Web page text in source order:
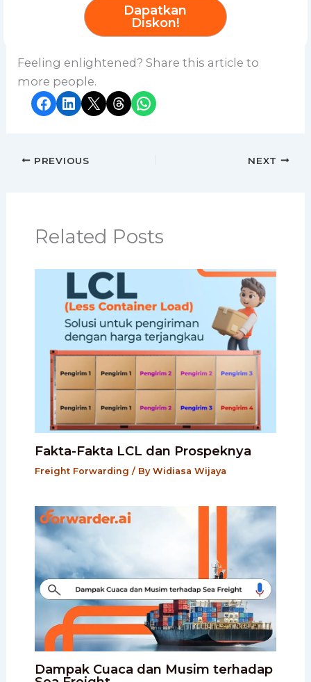
Dapatkan
Diskon!
Feeling enlightened? Share this article to
more people.
Share on Facebook
Share on LinkedIn
Share on X Share on Threads
Share on WhatsApp
PREVIOUS NEXT
Related Posts
Fakta-Fakta LCL dan Prospeknya
Freight Forwarding / By Widiasa Wijaya
Dampak Cuaca dan Musim terhadap